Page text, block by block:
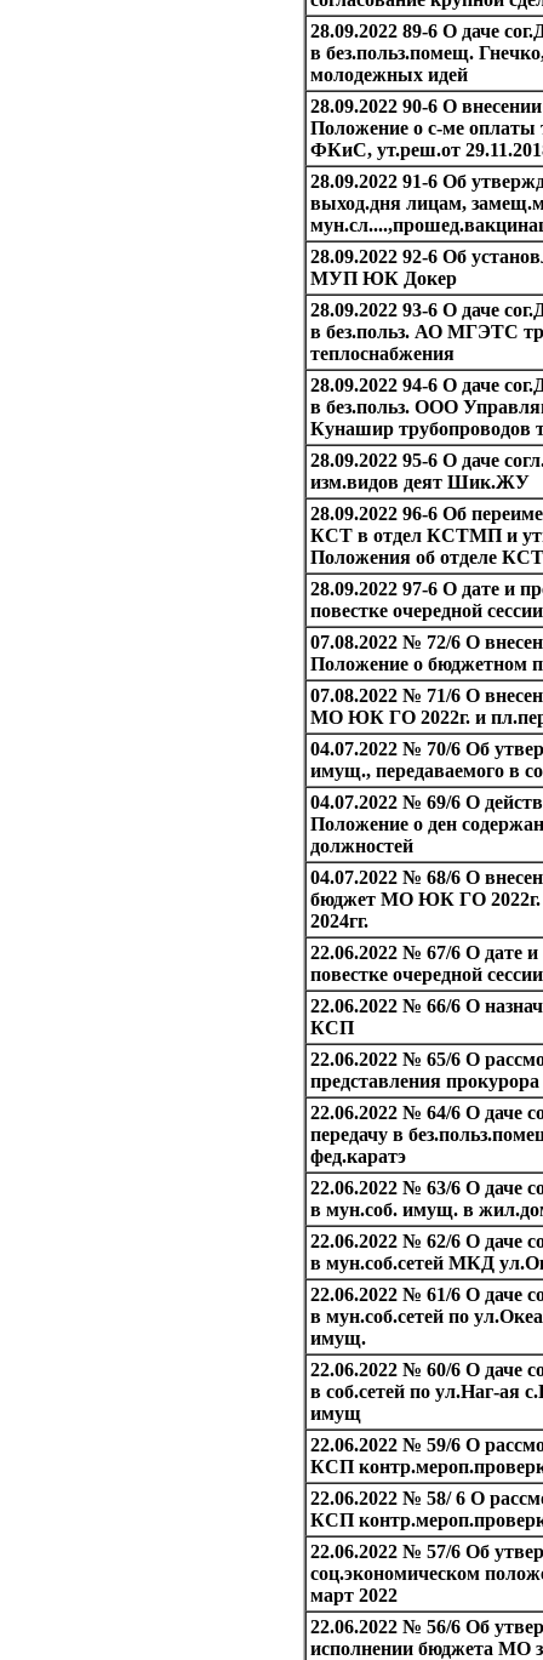
28.09.2022 89-6 О даче
в без.польз.помещ.
молодежных идей
28.09.2022 90-6 О
Положение о с-ме оплаты
ФКиС, ут.реш.от
28.09.2022 91-6 Об
выход.дня лицам,
28.09.2022 92-6 Об
МУП ЮК Докер
28.09.2022 93-6 О даче
в без.польз. АО МГЭТС
теплоснабжения
28.09.2022 94-6 О даче
в без.польз. ООО
Кунашир трубопроводов
28.09.2022 95-6 О даче
изм.видов деят Шик.ЖУ
28.09.2022 96-6 Об
КСТ в отдел КСТМП и
Положения об отделе
28.09.2022 97-6 О дате и
повестке очередной сессии
07.08.2022 № 72/6 О
Положение о бюджетном
07.08.2022 № 71/6 О
МО ЮК ГО 2022г. и
04.07.2022 № 70/6 Об
имущ., передаваемого в
04.07.2022 № 69/6 О
Положение о ден
должностей
04.07.2022 № 68/6 О
бюджет МО ЮК ГО 2022г.
2024гг.
22.06.2022 № 67/6 О дате
повестке очередной сессии
22.06.2022 № 66/6 О
КСП
22.06.2022 № 65/6 О
представления прокурора
22.06.2022 № 64/6 О даче
передачу в
фед.каратэ
22.06.2022 № 63/6 О даче
в мун.соб. имущ. в
22.06.2022 № 62/6 О даче
в мун.соб.сетей МКД
22.06.2022 № 61/6 О даче
в мун.соб.сетей по
имущ.
22.06.2022 № 60/6 О даче
в соб.сетей по ул.Наг-ая
имущ
22.06.2022 № 59/6 О
КСП
22.06.2022 № 58/ 6 О
КСП
22.06.2022 № 57/6 Об
соц.экономическом
март 2022
22.06.2022 № 56/6 Об
исполнении бюджета МО